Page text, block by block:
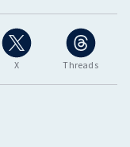
X Threads